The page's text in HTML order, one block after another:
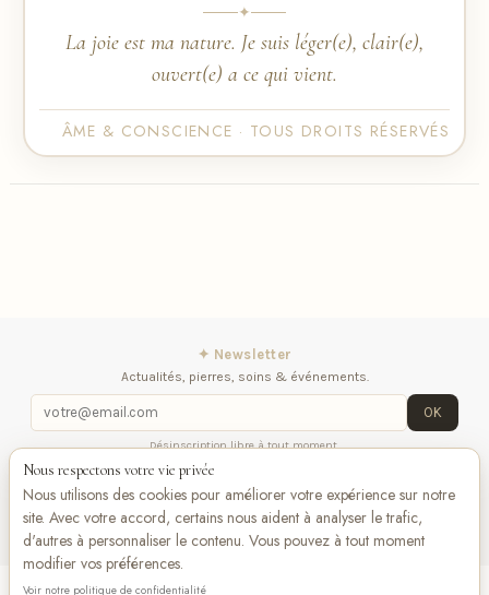
✦
La joie est ma nature. Je suis léger(e), clair(e),
ouvert(e) a ce qui vient.
ÂME & CONSCIENCE · TOUS DROITS RÉSERVÉS
✦ Newsletter
Actualités, pierres, soins & événements.
OK
Désinscription libre à tout moment.
iqitlinksmanager module
nous
Nous respectons votre vie privée
Nous utilisons des cookies pour améliorer votre expérience sur notre
site. Avec votre accord, certains nous aident à analyser le trafic,
d'autres à personnaliser le contenu. Vous pouvez à tout moment
modifier vos préférences.
Voir notre politique de confidentialité